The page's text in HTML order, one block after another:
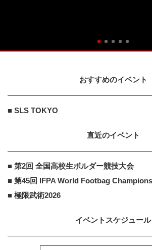
おすすめのイベント
■ SLS TOKYO
直近のイベント
■ 第2回 全国高校生ボルダー競技大会
■ 第45回 IFPA World Footbag
■ 極限武術2026
イベントスケジュール